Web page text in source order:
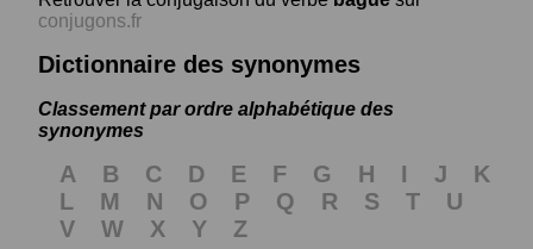
conjugons.fr
Dictionnaire des synonymes
Classement par ordre alphabétique des
synonymes
A B C D E F G H I J
K
L
M N O P Q R S T
U
V
W X Y
Z